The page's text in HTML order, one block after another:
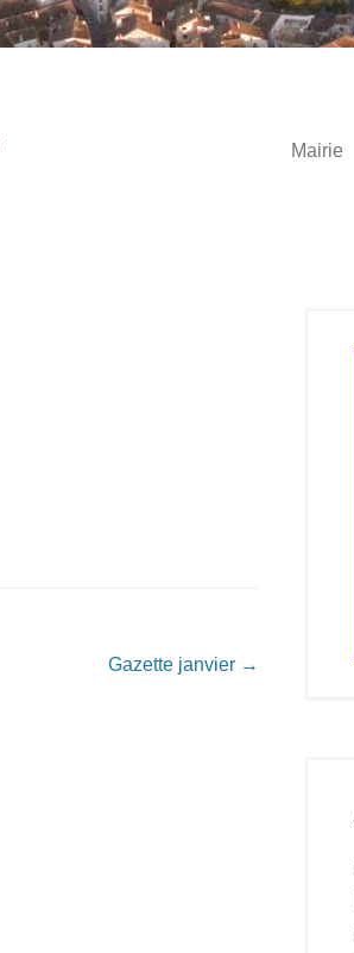
Mairie
Gazette janvier →